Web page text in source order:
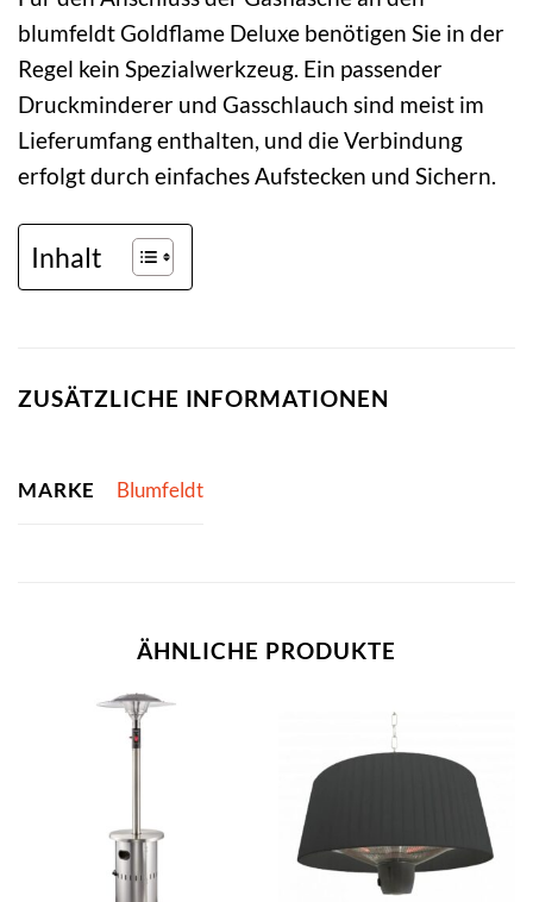
blumfeldt Goldflame Deluxe benötigen Sie in der
Regel kein Spezialwerkzeug. Ein passender
Druckminderer und Gasschlauch sind meist im
Lieferumfang enthalten, und die Verbindung
erfolgt durch einfaches Aufstecken und Sichern.
Inhalt
ZUSÄTZLICHE INFORMATIONEN
MARKE Blumfeldt
ÄHNLICHE PRODUKTE